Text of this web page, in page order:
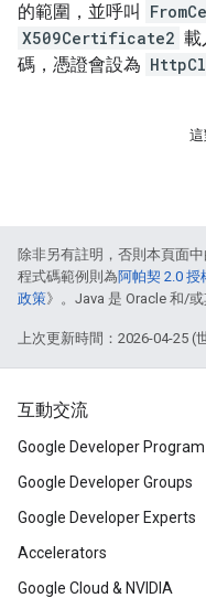
的範圍，並呼叫
X509Certificate2 載
碼，憑證會設為
這
除非另有註明，否則本頁面
程式碼範例則為阿帕契 2.0 授
政策》。Java 是 Oracle 和/
上次更新時間：2026-04-25 (
互動交流
Google Developer Program
Google Developer Groups
Google Developer Experts
Accelerators
Google Cloud & NVIDIA